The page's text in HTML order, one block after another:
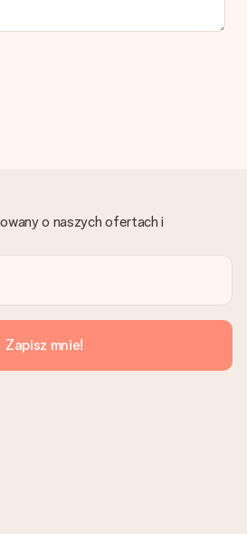
lub przelew bankowy. W przypadku
- kwota musi zostać zaksięgowana,
produkcji. Robiąc przelew, należy
razem z zamówieniem?
nie jest wysyłany z zamówieniem.
na koncie MySurprise. Dzięki temu
do odbiorcy, co będzie
o naszych ofertach i
Zapisz mnie!